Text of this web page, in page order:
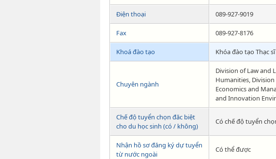
Điện thoại 089-927-9019
Fax 089-927-8176
Khoá đào tạo Khóa đào tạo Thạc sĩ
Chuyên ngành
Division of Law and
Humanities,
Economics and
and Innovation
Chế độ tuyển chọn đăc biệt
cho du học sinh (có / không)
Có chế độ tuyển
Nhận hồ sơ đăng ký dự tuyển
từ nước ngoài
Có thể được